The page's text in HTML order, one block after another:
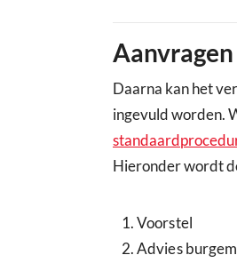
Daarna kan het
ingevuld worden.
Hieronder wordt
Voorstel
Advies